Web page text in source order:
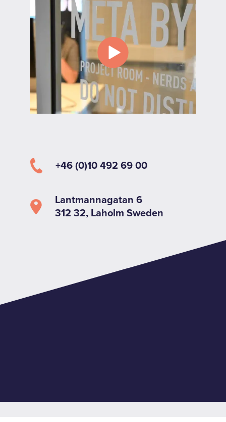
+46 (0)10 492 69 00
Lantmannagatan 6
312 32, Laholm Sweden